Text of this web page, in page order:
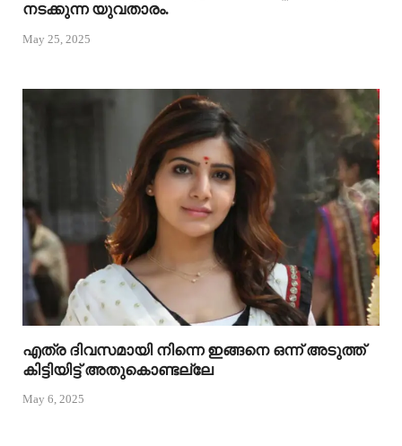
നടക്കുന്ന യുവതാരം.
May 25, 2025
എത്ര ദിവസമായി നിന്നെ ഇങ്ങനെ ഒന്ന് അടുത്ത്
കിട്ടിയിട്ട് അതുകൊണ്ടല്ലേ
May 6, 2025